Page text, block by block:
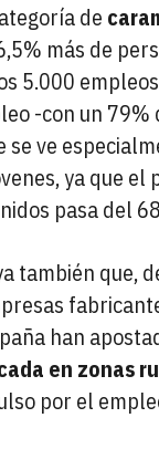
de
más de
5.000
-con un 79%
se ve
ya que el
pasa del
también que,
han
en zonas
por el